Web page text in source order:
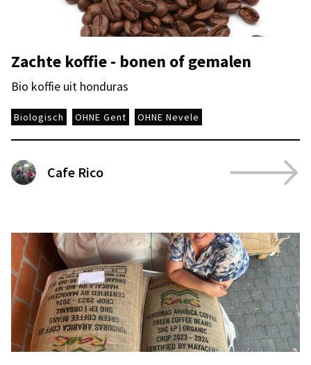
Zachte koffie - bonen of gemalen
Bio koffie uit honduras
Biologisch OHNE Gent OHNE Nevele
Cafe Rico